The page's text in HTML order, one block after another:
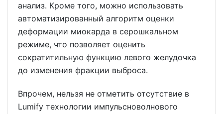
анализ. Кроме того, можно использовать
автоматизированный алгоритм оценки
деформации миокарда в серошкальном
режиме, что позволяет оценить
сократитильную функцию левого желудочка
до изменения фракции выброса.
Впрочем, нельзя не отметить отсутствие в
Lumify технологии импульсноволнового